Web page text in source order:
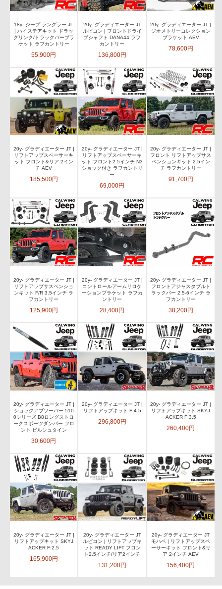
18y- ジープ ラングラー JL
| ハイステアキット ドラッ
グリンク/トラックバーブラ
ケット ラフカントリー
55,900円
20y- グラディエーター JT
ルビコン | フロントドライ
ブシャフト DANA44 ラフ
カントリー
136,800円
20y- グラディエーター JT |
ジオメトリーコレクション
ブラケット AEV
78,600円
20y- グラディエーター JT |
リフトアップスペーサーキ
ット フロント&リア 2イン
チ AEV
185,500円
20y- グラディエーター JT |
リフトアップスペーサーキ
ット フロント2.5インチ N3
ショック付き ラフカントリ
ー
69,000円
20y- グラディエーター JT |
フロント リフトアップサス
ペンションキット 2.5イン
チ ラフカントリー
91,700円
20y- グラディエーター JT |
リフトアップサスペンショ
ンキット F/R 3.5インチ ラ
フカントリー
125,900円
20y- グラディエーター JT |
コントロールアームリロケ
ーションブラケット ラフカ
ントリー
28,400円
20y- グラディエーター JT |
フロントアジャスタブルト
ラックバー 2.5-6インチ ラ
フカントリー
38,200円
20y- グラディエーター JT |
ショックアブソーバー 510
0シリーズ B8ロングストロ
ークスポーツダンパー フロ
ント ビルシュタイン
30,600円
20y- グラディエーター JT |
リフトアップキット F:4.5
296,800円
20y- グラディエーター JT |
リフトアップキット SKYJ
ACKER F:3.5
260,400円
20y- グラディエーター JT |
リフトアップキット SKYJ
ACKER F:2.5
165,900円
20y- グラディエーター JT
ルビコン | リフトアップキ
ット READY LIFT フロン
ト2.5インチ/リア2インチ
131,200円
20y- グラディエーター JT
モハベ | リフトアップスペ
ーサーキット フロント&リ
ア 2インチ AEV
156,400円